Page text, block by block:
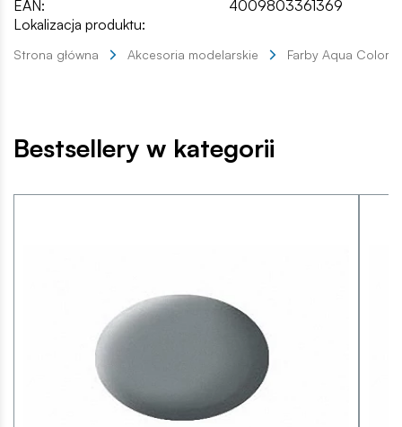
EAN:
4009803361369
Lokalizacja produktu:
Strona główna Akcesoria modelarskie Farby Aqua Color
Bestsellery w kategorii